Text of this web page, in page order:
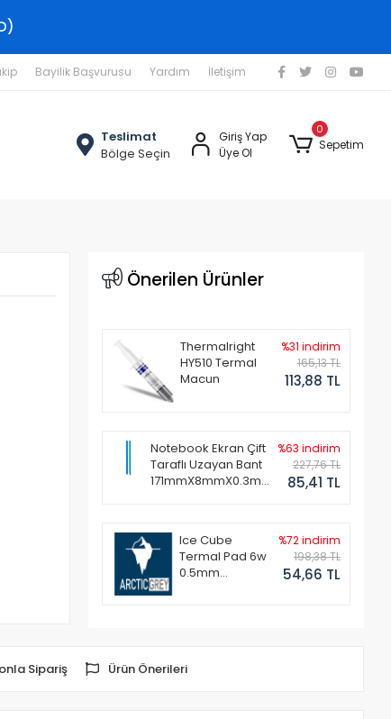
Bayilik Başvurusu Yardım İletişim
Teslimat
Bölge Seçin
Giriş Yap
Üye Ol
0
Sepetim
Önerilen Ürünler
Thermalright
HY510 Termal
Macun
%31 indirim
165,13 TL
113,88 TL
Notebook Ekran Çift
Taraflı Uzayan Bant
171mmX8mmX0.3mm
%63 indirim
227,76 TL
85,41 TL
Ice Cube
Termal Pad 6w
0.5mm
%72 indirim
198,38 TL
54,66 TL
Sipariş Ürün Önerileri